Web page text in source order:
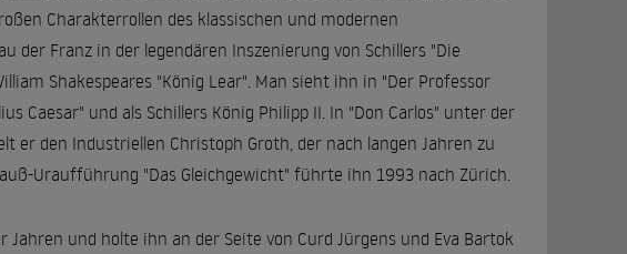
Charakterrollen des klassischen und modernen
Franz in der legendären Inszenierung von Schillers "Die
Shakespeares "König Lear". Man sieht ihn in "Der Professor
Caesar" und als Schillers König Philipp II. In "Don Carlos" unter der
er den Industriellen Christoph Groth, der nach langen Jahren zu
Uraufführung "Das Gleichgewicht" führte ihn 1993 nach Zürich.
und holte ihn an der Seite von Curd Jürgens und Eva Bartok